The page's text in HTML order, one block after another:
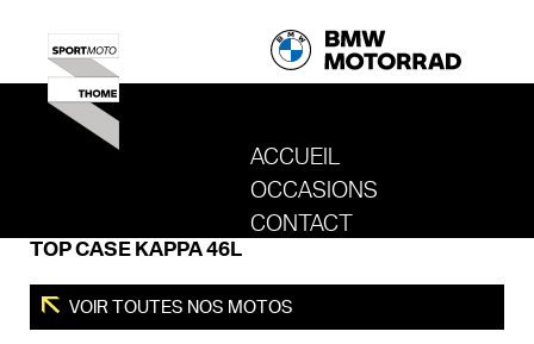
ACCUEIL
REVENIR AU SITE DE SPORT MOTO
OCCASIONS
CONTACT
TOP CASE KAPPA 46L
VOIR TOUTES NOS MOTOS